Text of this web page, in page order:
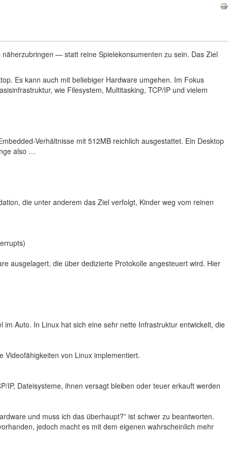
— statt reine Spielekonsumenten zu sein. Das Ziel
Es kann auch mit beliebiger Hardware umgehen. Im Fokus
wie Filesystem, Multitasking, TCP/IP und vielem
Verhältnisse mit 512MB reichlich ausgestattet. Ein Desktop
also …
die unter anderem das Ziel verfolgt, Kinder weg vom reinen
ausgelagert, die über dedizierte Protokolle angesteuert wird. Hier
Auto. In Linux hat sich eine sehr nette Infrastruktur entwickelt, die
von Linux implementiert.
IP, Dateisysteme, ihnen versagt bleiben oder teuer erkauft werden
und muss ich das überhaupt?” ist schwer zu beantworten.
jedoch macht es mit dem eigenen wahrscheinlich mehr